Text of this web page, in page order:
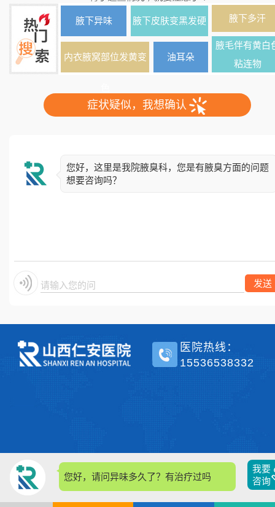
腋下异味 腋下皮肤变黑发硬 腋下多汗
内衣腋窝部位发黄变 油耳朵
腋毛伴有黄白
粘连物
症状疑似，我想确认
您好，这里是我院腋臭科，您是有腋臭方面的问题
想要咨询吗？
请输入您的问题 发送
您好，请问异味多久了？有治疗过吗？
我要
咨询
医院热线：
15536538332